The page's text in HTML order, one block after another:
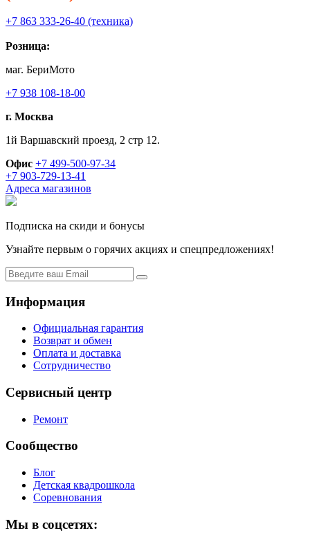
+7 863 333-26-40 (техника)
Розница:
маг. БериМото
+7 938 108-18-00
г. Москва
1й Варшавский проезд, 2 стр 12.
Офис +7 499-500-97-34
+7 903-729-13-41
Адреса магазинов
Подписка на скиди и бонусы
Узнайте первым о горячих акциях и спецпредложениях!
Информация
Официальная гарантия
Возврат и обмен
Оплата и доставка
Сотрудничество
Сервисный центр
Ремонт
Сообщество
Блог
Детская квадрошкола
Соревнования
Мы в соцсетях: